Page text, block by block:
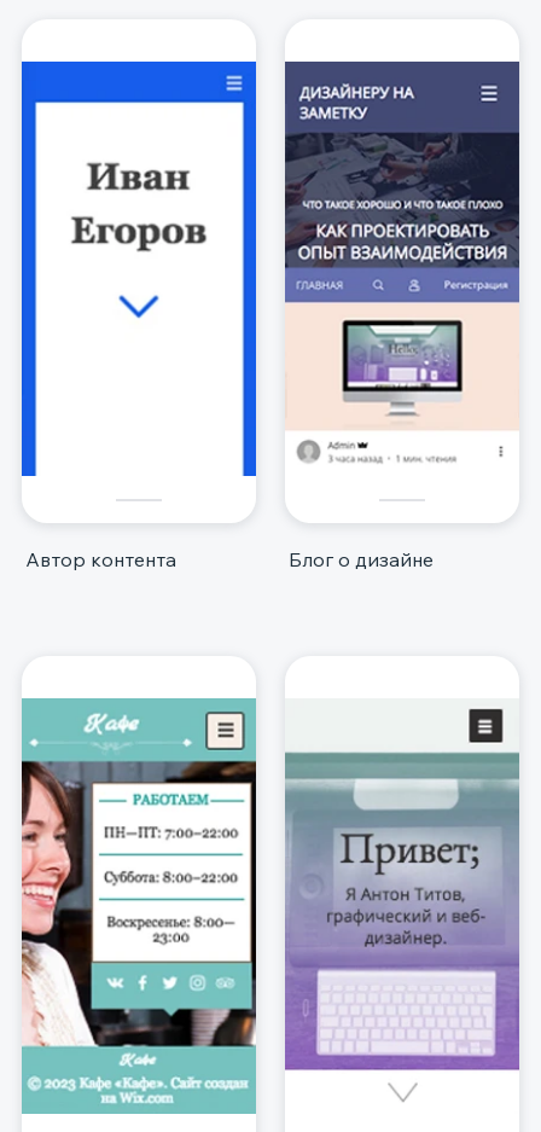
Автор контента Блог о дизайне